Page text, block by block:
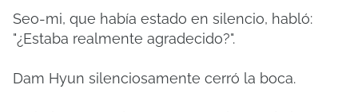
Seo-mi, que había estado en silencio, habló:
"¿Estaba realmente agradecido?".
Dam Hyun silenciosamente cerró la boca.